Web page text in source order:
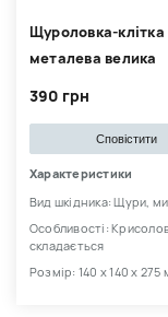
Щуроловка-клітка
металева велика
390 грн
Сповістити
Характеристики
Вид шкідника: Щури,
Особливості:
складається
Розмір: 140 х 140 х 275